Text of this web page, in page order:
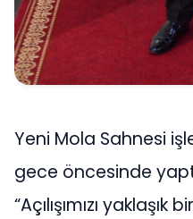
Yeni Mola Sahnesi
gece öncesinde
“Açılışımızı